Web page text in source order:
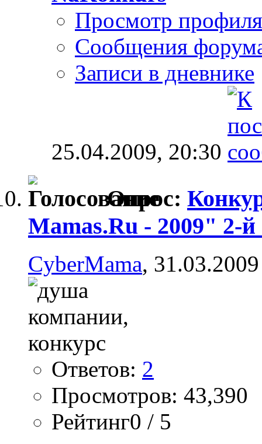
Просмотр профиля
Сообщения
Записи в дневнике
25.04.2009, 20:30
Опрос:
Mamas.Ru - 2009" 2-й
CyberMama,
Ответов: 2
Просмотров: 43,390
Рейтинг0 / 5